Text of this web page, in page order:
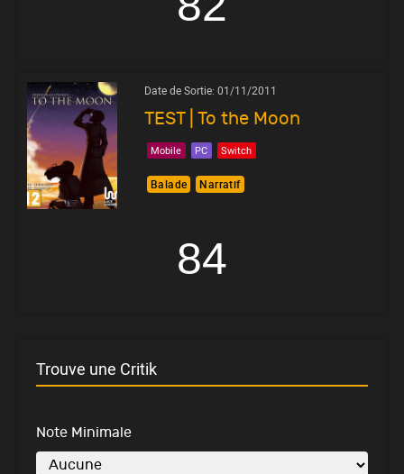
Date de Sortie: 01/11/2011
TEST | To the Moon
Mobile PC Switch
Balade Narratif
84
Trouve une Critik
Note Minimale